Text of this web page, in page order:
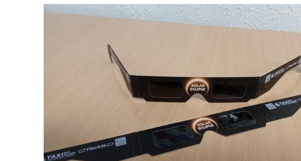
El Consell Comarcal Del Baix Penedès Distribuirà
Ulleres Especials Per Observar L'eclipsi Solar Del
Pròxim 12 D'agost.
Turisme